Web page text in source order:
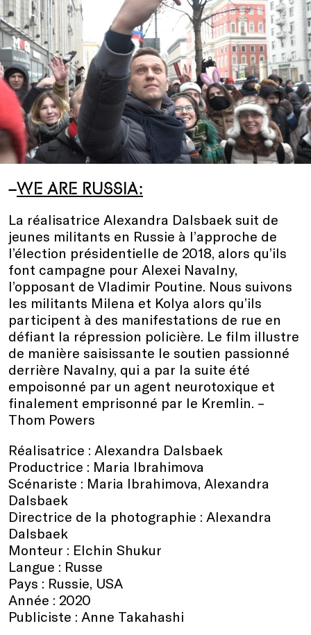
–WE ARE RUSSIA:
La réalisatrice Alexandra Dalsbaek suit de
jeunes militants en Russie à l’approche de
l’élection présidentielle de 2018, alors qu’ils
font campagne pour Alexei Navalny,
l’opposant de Vladimir Poutine. Nous suivons
les militants Milena et Kolya alors qu’ils
participent à des manifestations de rue en
défiant la répression policière. Le film illustre
de manière saisissante le soutien passionné
derrière Navalny, qui a par la suite été
empoisonné par un agent neurotoxique et
finalement emprisonné par le Kremlin. –
Thom Powers
Réalisatrice : Alexandra Dalsbaek
Productrice : Maria Ibrahimova
Scénariste : Maria Ibrahimova, Alexandra
Dalsbaek
Directrice de la photographie : Alexandra
Dalsbaek
Monteur : Elchin Shukur
Langue : Russe
Pays : Russie, USA
Année : 2020
Publiciste : Anne Takahashi